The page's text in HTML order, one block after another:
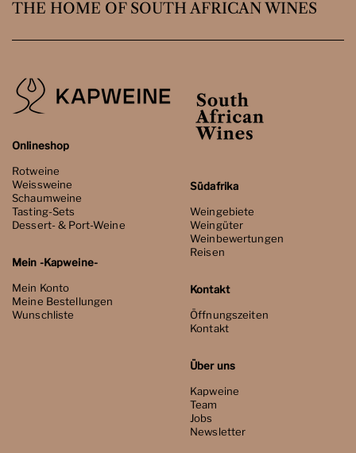
THE HOME OF SOUTH AFRICAN WINES
Onlineshop
Rotweine
Weissweine
Schaumweine
Tasting-Sets
Dessert- & Port-Weine
Mein -Kapweine-
Mein Konto
Meine Bestellungen
Wunschliste
Südafrika
Weingebiete
Weingüter
Weinbewertungen
Reisen
Kontakt
Öffnungszeiten
Kontakt
Über uns
Kapweine
Team
Jobs
Newsletter